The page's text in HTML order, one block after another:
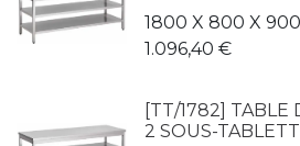
1800 X 800 X 900
1.096,40 €
[TT/1782] TABLE
2 SOUS-